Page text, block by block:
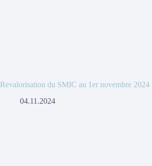
Revalorisation du SMIC au 1er novembre 2024
04.11.2024